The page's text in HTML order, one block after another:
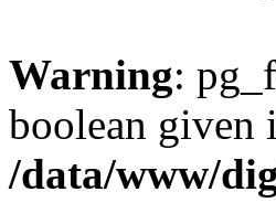
Warning:
boolean given
/data/www/